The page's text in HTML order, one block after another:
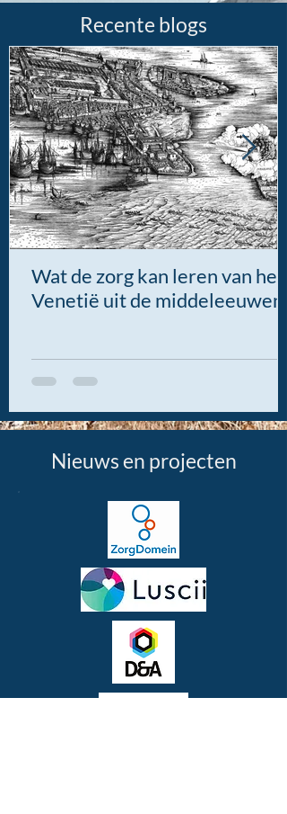
Recente blogs
Wat de zorg kan leren van het
Venetië uit de middeleeuwen
Nieuws en projecten